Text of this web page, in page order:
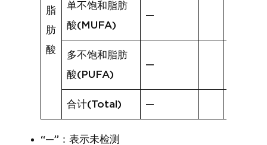
脂
肪
酸
单不饱和脂肪
酸(MUFA)
—
多不饱和脂肪
酸(PUFA)
—
合计(Total) —
“—”：表示未检测